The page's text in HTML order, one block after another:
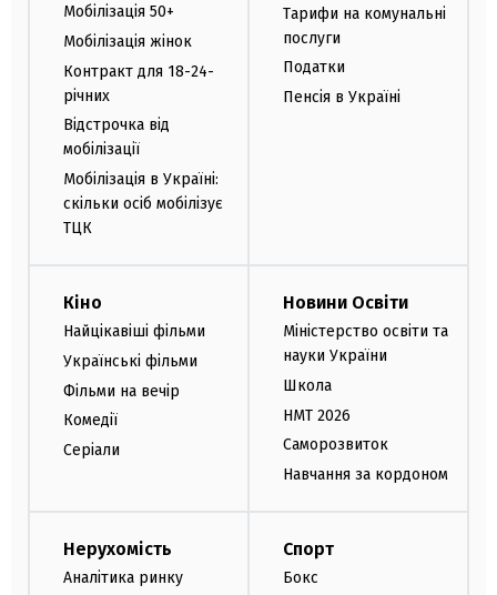
Мобілізація 50+
Мобілізація жінок
Контракт для 18-24-
річних
Відстрочка від
мобілізації
Мобілізація в Україні:
скільки осіб мобілізує
ТЦК
Тарифи на комунальні
послуги
Податки
Пенсія в Україні
Кіно
Найцікавіші фільми
Українські фільми
Фільми на вечір
Комедії
Серіали
Новини Освіти
Міністерство освіти та
науки України
Школа
НМТ 2026
Саморозвиток
Навчання за кордоном
Нерухомість
Аналітика ринку
Спорт
Бокс